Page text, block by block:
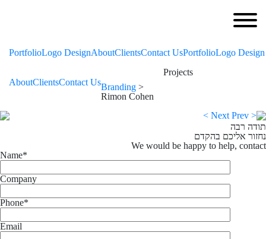
PortfolioLogo DesignAboutClientsContact UsPortfolioLogo Design
AboutClientsContact Us
Projects
Branding >
Rimon Cohen
< Next Prev >
תודה רבה
נחזור אליכם בהקדם
We would be happy to help, contact
Name*
Company
Phone*
Email